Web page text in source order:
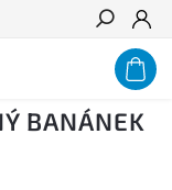
Hledat
Terminál 2x pozlacený
BANÁNEK